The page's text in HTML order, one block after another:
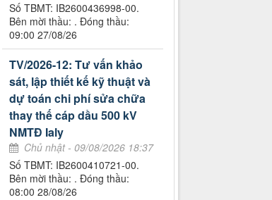
Số TBMT: IB2600436998-00.
Bên mời thầu: . Đóng thầu:
09:00 27/08/26
TV/2026-12: Tư vấn khảo
sát, lập thiết kế kỹ thuật và
dự toán chi phí sửa chữa
thay thế cáp dầu 500 kV
NMTĐ Ialy
Chủ nhật - 09/08/2026 18:37
Số TBMT: IB2600410721-00.
Bên mời thầu: . Đóng thầu:
08:00 28/08/26